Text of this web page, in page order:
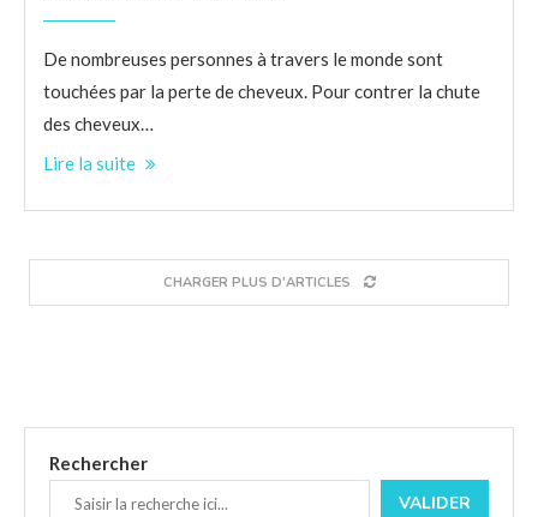
De nombreuses personnes à travers le monde sont
touchées par la perte de cheveux. Pour contrer la chute
des cheveux…
Lire la suite
CHARGER PLUS D'ARTICLES
Rechercher
VALIDER